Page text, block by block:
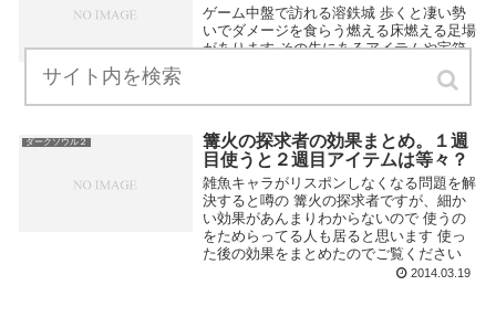
ゲーム中盤で訪れる溶鉄城 歩くと凄い勢
いでダメージを食らう燃える床燃える足場
があります その先にあるアイテムや宝箱
2014.03.20
ダークソウル２
篝火の探求者の効果まとめ。１週
目使うと２週目アイテムは等々？
雑魚キャラがリスポンしなくなる問題を解
決すると噂の 篝火の探求者ですが、細か
い効果があんまりわからないので 使うの
をためらってる人も居ると思います 使っ
た後の効果をまとめたのでご覧ください
2014.03.19